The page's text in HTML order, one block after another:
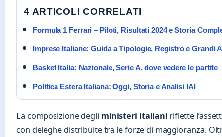
4 ARTICOLI CORRELATI
Formula 1 Ferrari – Piloti, Risultati 2024 e Storia
Imprese Italiane: Guida a Tipologie, Registro e Grandi
Basket Italia: Nazionale, Serie A, dove vedere le partite
Politica Estera Italiana: Oggi, Storia e Analisi IAI
La composizione degli ministeri italiani riflette
con deleghe distribuite tra le forze di maggioranza.